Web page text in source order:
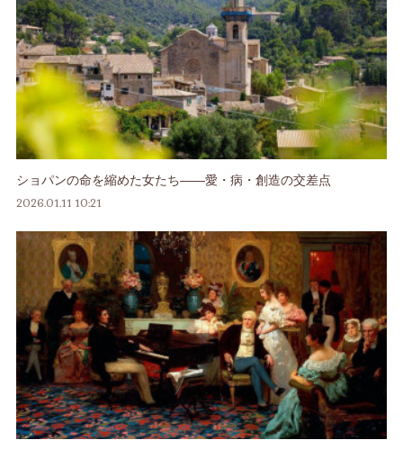
ショパンの命を縮めた女たち――愛・病・創造の交差点
2026.01.11 10:21